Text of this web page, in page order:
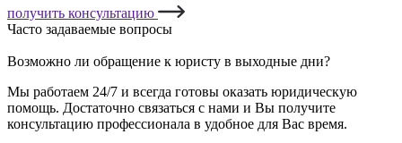
получить консультацию
Часто задаваемые вопросы
Возможно ли обращение к юристу в выходные дни?
Мы работаем 24/7 и всегда готовы оказать юридическую
помощь. Достаточно связаться с нами и Вы получите
консультацию профессионала в удобное для Вас время.